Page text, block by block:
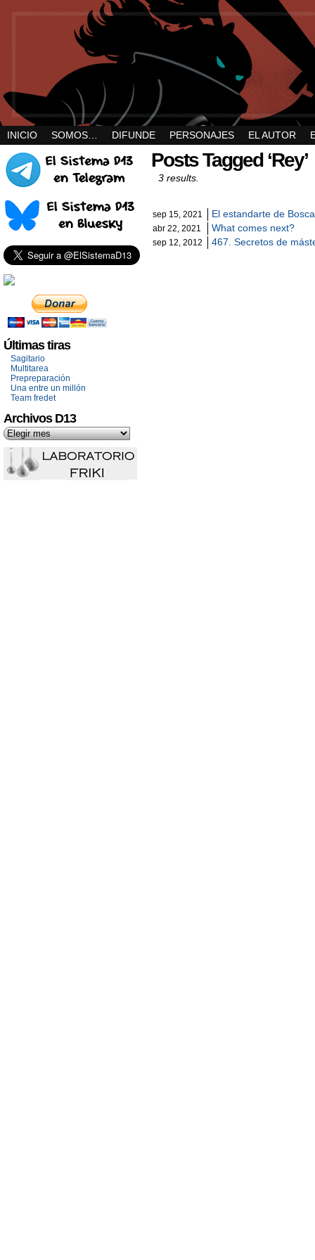
INICIO SOMOS… DIFUNDE PERSONAJES EL AUTOR
Últimas tiras
Sagitario
Multitarea
Prepreparación
Una entre un millón
Team fredet
Archivos D13
Posts Tagged ‘Rey’
3 results.
sep 15, 2021 El estandarte de
abr 22, 2021 What comes next?
sep 12, 2012 467. Secretos de